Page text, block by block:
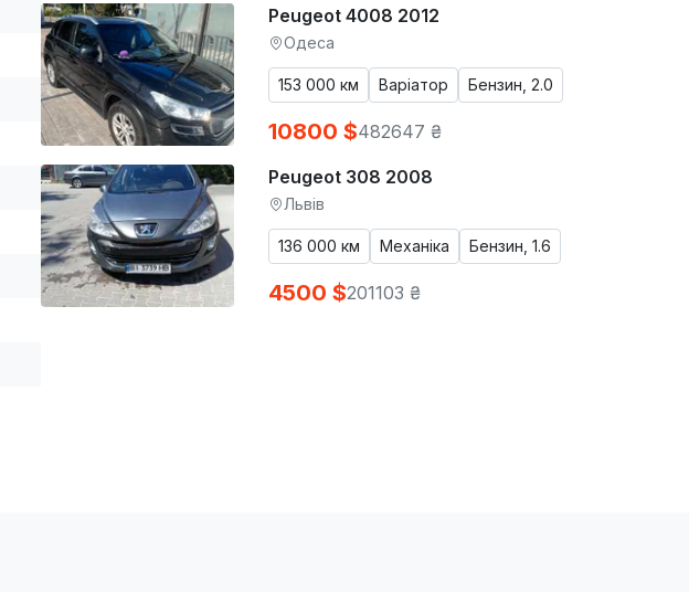
Peugeot 4008 2012
Одеса
153 000 км Варіатор Бензин, 2.0
10800 $482647 ₴
Peugeot 308 2008
Львів
136 000 км Механіка Бензин, 1.6
4500 $201103 ₴